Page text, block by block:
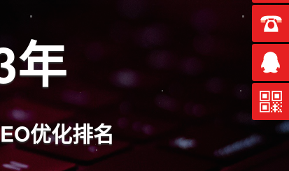
微信端